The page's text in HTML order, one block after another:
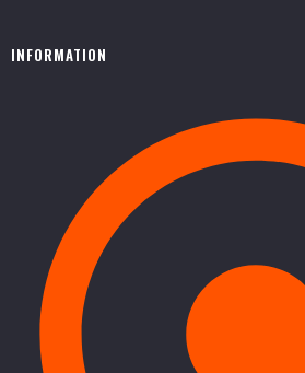
INFORMATION